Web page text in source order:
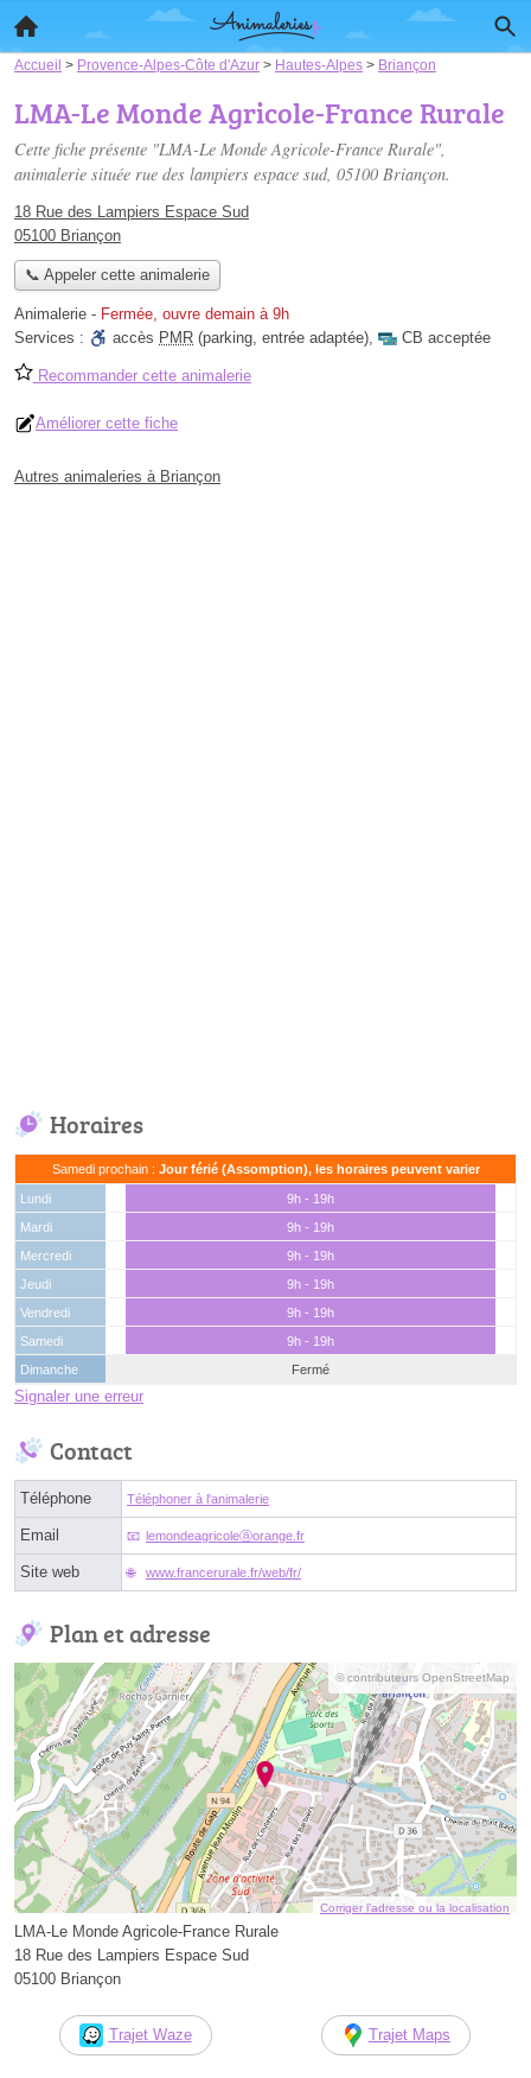
Accueil > Provence-Alpes-Côte d'Azur > Hautes-Alpes > Briançon
LMA-Le Monde Agricole-France Rurale
Cette fiche présente "LMA-Le Monde Agricole-France Rurale",
animalerie située rue des lampiers espace sud, 05100 Briançon.
18 Rue des Lampiers Espace Sud
05100 Briançon
📞 Appeler cette animalerie
Animalerie - Fermée, ouvre demain à 9h
Services :
accès PMR (parking, entrée adaptée), CB acceptée
Recommander cette animalerie
Améliorer cette fiche
Autres animaleries à Briançon
Horaires
Samedi prochain : Jour férié (Assomption), les horaires peuvent varier
Lundi
9h - 19h
Mardi
9h - 19h
Mercredi
9h - 19h
Jeudi
9h - 19h
Vendredi
9h - 19h
Samedi
9h - 19h
Dimanche
Fermé
Signaler une erreur
Contact
Téléphone Téléphoner à l'animalerie
Email lemondeagricoleⓐorange.fr
Site web www.francerurale.fr/web/fr/
Plan et adresse
© contributeurs OpenStreetMap
Corriger l’adresse ou la localisation
LMA-Le Monde Agricole-France Rurale
18 Rue des Lampiers Espace Sud
05100 Briançon
Trajet Waze Trajet Maps